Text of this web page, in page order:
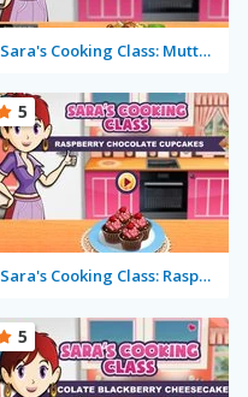
Sara's Cooking Class: Mutton Biryani
Sara's Cooking Class: Raspberry Chocolate Cupcakes
5
5